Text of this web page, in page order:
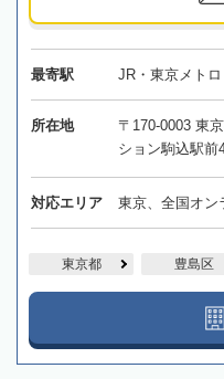
最寄駅 JR・東京メト
所在地
〒170-0003 東
ション駒込駅前
対応エリア 東京、全国オン
東京都 豊島区